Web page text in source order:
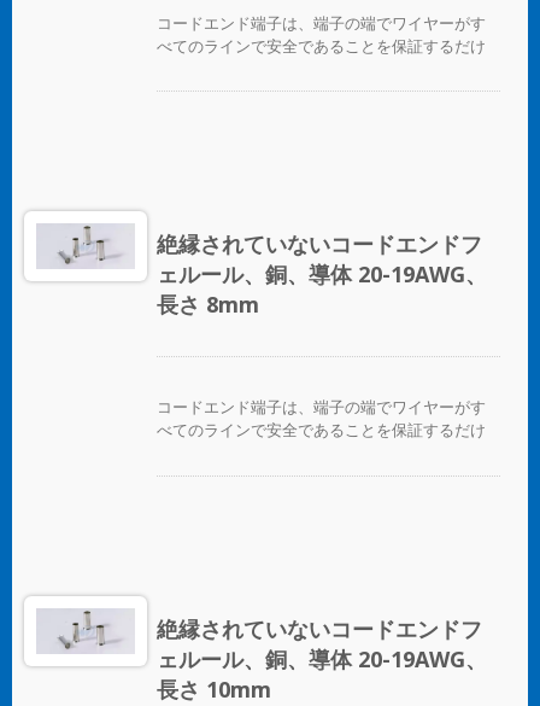
コードエンド端子は、端子の端でワイヤーがす
べてのラインで安全であることを保証するだけ
を提供します。
絶縁されていないコードエンドフ
ェルール、銅、導体 20-19AWG、
長さ 8mm
コードエンド端子は、端子の端でワイヤーがす
べてのラインで安全であることを保証するだけ
を提供します。
絶縁されていないコードエンドフ
ェルール、銅、導体 20-19AWG、
長さ 10mm